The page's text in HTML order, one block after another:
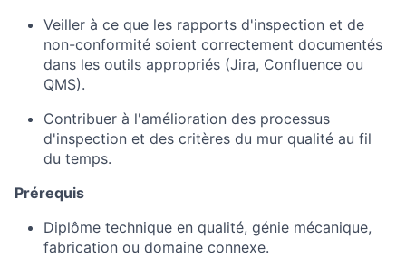
Veiller à ce que les rapports d'inspection et de
non-conformité soient correctement documentés
dans les outils appropriés (Jira, Confluence ou
QMS).
Contribuer à l'amélioration des processus
d'inspection et des critères du mur qualité au fil
du temps.
Prérequis
Diplôme technique en qualité, génie mécanique,
fabrication ou domaine connexe.